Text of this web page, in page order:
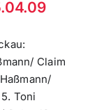
Claim
Toni